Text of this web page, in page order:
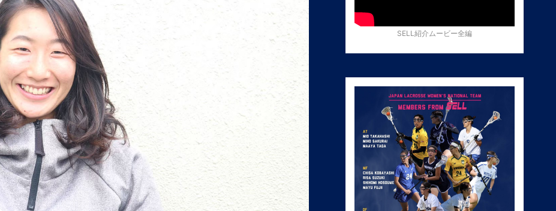
JOIN US SUPPORT US SPONSORS SHOP
SELL紹介ムービー全編